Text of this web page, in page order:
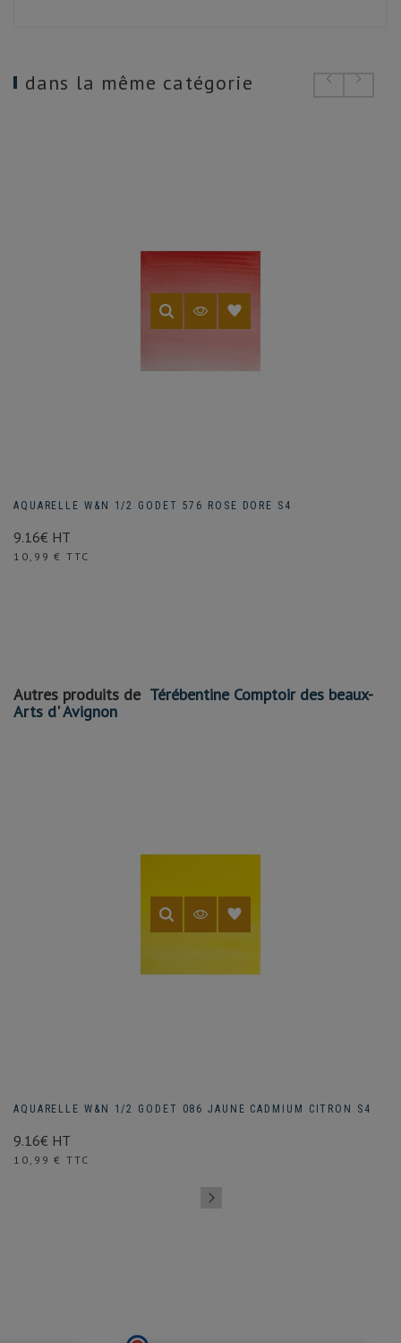
dans la même catégorie
AQUARELLE W&N 1/2 GODET 576 ROSE DORE S4
9.16€ HT
Prix
10,99 € TTC
Autres produits de Térébentine Comptoir des beaux-
Arts d' Avignon
AQUARELLE W&N 1/2 GODET 086 JAUNE CADMIUM CITRON S4
9.16€ HT
Prix
10,99 € TTC